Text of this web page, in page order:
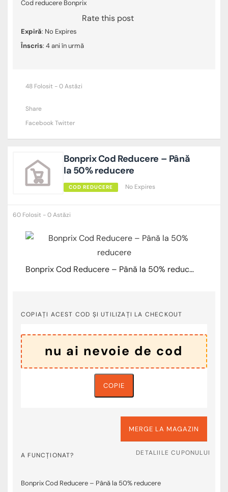
Cod reducere Bonprix
Rate this post
Expiră: No Expires
Înscris: 4 ani în urmă
48 Folosit - 0 Astăzi
Share
FacebookTwitter
Bonprix Cod Reducere – Până
la 50% reducere
COD REDUCERE No Expires
60 Folosit - 0 Astăzi
Bonprix Cod Reducere – Până la 50% reducere
COPIAȚI ACEST COD ȘI UTILIZAȚI LA CHECKOUT
COPIE
MERGE LA MAGAZIN
A FUNCȚIONAT? DETALIILE CUPONULUI
Bonprix Cod Reducere – Până la 50% reducere